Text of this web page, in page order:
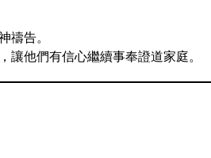
告。
他們有信心繼續事奉證道家庭。